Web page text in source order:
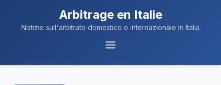
Arbitrage en Italie
Notizie sull'arbitrato domestico e internazionale in Italia
Navigation